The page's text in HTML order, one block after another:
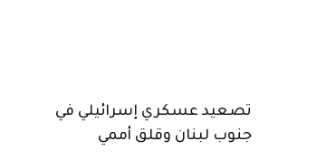
تصعيد عسكري إسرائيلي في
جنوب لبنان وقلق أممي